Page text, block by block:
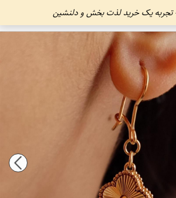
- تجربه یک خرید لذت بخش و دلنشین